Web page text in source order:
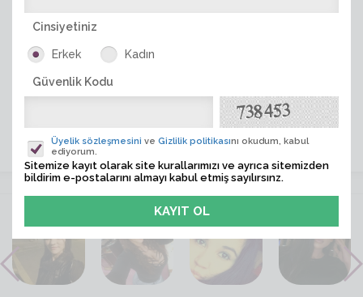
ÜYE ARA
VİTRİN
Cinsiyetiniz
Erkek Kadın
Güvenlik Kodu
Üyelik sözleşmesini ve Gizlilik politikasını okudum, kabul
ediyorum.
Sitemize kayıt olarak site kurallarımızı ve ayrıca sitemizden
bildirim e-postalarını almayı kabul etmiş sayılırsınz.